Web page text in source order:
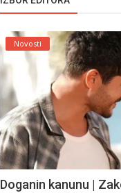
Novosti
Doganin kanunu |